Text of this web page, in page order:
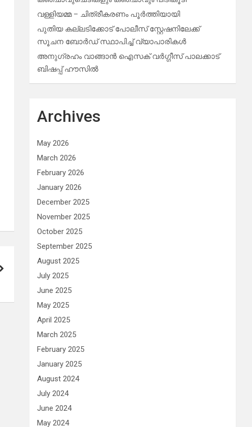
വള്ളിയമ്മ – ചിത്രീകരണം പൂർത്തിയായി
പുതിയ കല്ലടിക്കോട് പോലീസ് സ്റ്റേഷനിലേക്ക്
സൂചന ബോർഡ് സ്ഥാപിച്ച് വ്യാപാരികൾ
അനുഗ്രഹം വാങ്ങാൻ ഐസക് വര്‍ഗ്ഗീസ് പാലക്കാട്
ബിഷപ്പ് ഹൗസില്‍
Archives
May 2026
March 2026
February 2026
January 2026
December 2025
November 2025
October 2025
September 2025
August 2025
July 2025
June 2025
May 2025
April 2025
March 2025
February 2025
January 2025
August 2024
July 2024
June 2024
May 2024